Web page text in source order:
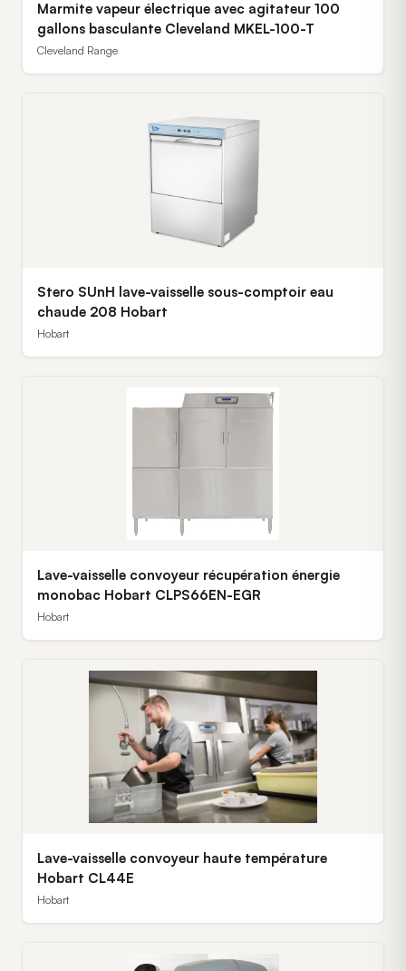
Marmite vapeur électrique avec agitateur 100
gallons basculante Cleveland MKEL-100-T
Cleveland Range
Stero SUnH lave-vaisselle sous-comptoir eau
chaude 208 Hobart
Hobart
Lave-vaisselle convoyeur récupération énergie
monobac Hobart CLPS66EN-EGR
Hobart
Lave-vaisselle convoyeur haute température
Hobart CL44E
Hobart